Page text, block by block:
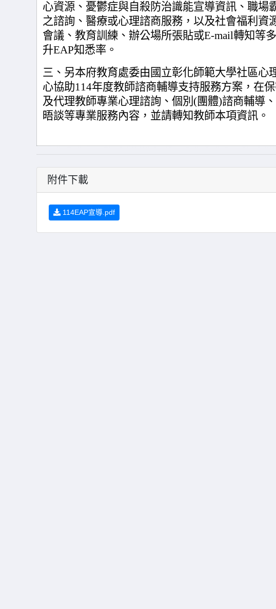
心資源、憂鬱症與自殺防治識能宣導資訊、職場
之諮詢、醫療或心理諮商服務，以及社會福利資
會議、教育訓練、辦公場所張貼或E-mail轉知等
升EAP知悉率。
三、另本府教育處委由國立彰化師範大學社區心
心協助114年度教師諮商輔導支持服務方案，在
及代理教師專業心理諮詢、個別(團體)諮商輔導
晤談等專業服務內容，並請轉知教師本項資訊。
附件下載
114EAP宣導.pdf